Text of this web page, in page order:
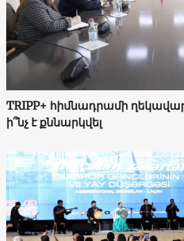
TRIPP+ հիմնադրամի
ի՞նչ է քննարկվել